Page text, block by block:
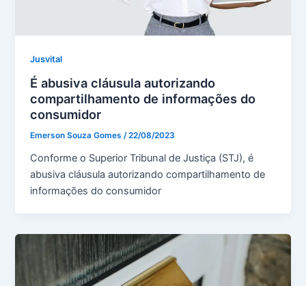
Jusvital
É abusiva cláusula autorizando
compartilhamento de informações do
consumidor
Emerson Souza Gomes /22/08/2023
Conforme o Superior Tribunal de Justiça (STJ), é
abusiva cláusula autorizando compartilhamento de
informações do consumidor